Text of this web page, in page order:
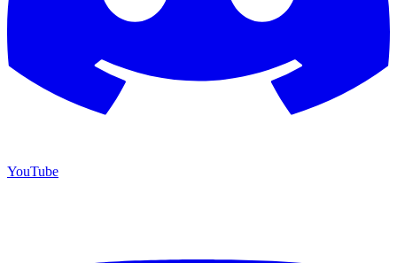
YouTube